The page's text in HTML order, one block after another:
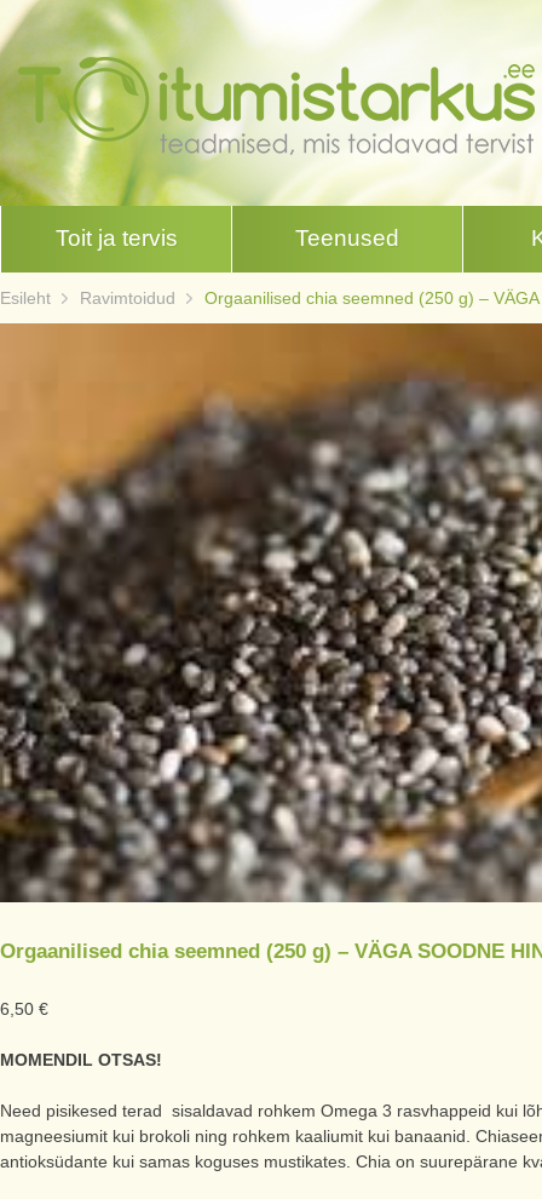
Toit ja tervis Teenused
Esileht Ravimtoidud Orgaanilised chia seemned (250 g) –
Orgaanilised chia seemned (250 g) – VÄGA SOODNE
6,50 €
MOMENDIL OTSAS!
Need pisikesed terad sisaldavad rohkem Omega 3 rasvhappeid kui
magneesiumit kui brokoli ning rohkem kaaliumit kui banaanid.
antioksüdante kui samas koguses mustikates. Chia on suurepärane